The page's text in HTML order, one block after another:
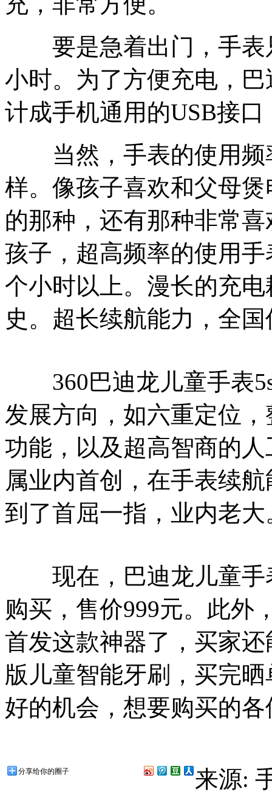
要是急着出门，手表
小时。为了方便充电，
计成手机通用的USB接
当然，手表的使用频
样。像孩子喜欢和父母
的那种，还有那种非常
孩子，超高频率的使用
个小时以上。漫长的充
史。超长续航能力，全
360巴迪龙儿童手表5s
发展方向，如六重定位
功能，以及超高智商的
属业内首创，在手表续
到了首屈一指，业内老大
现在，巴迪龙儿童手
购买，售价999元。此外
首发这款神器了，买家
版儿童智能牙刷，买完
好的机会，想要购买的
分享给你的圈子 来源: